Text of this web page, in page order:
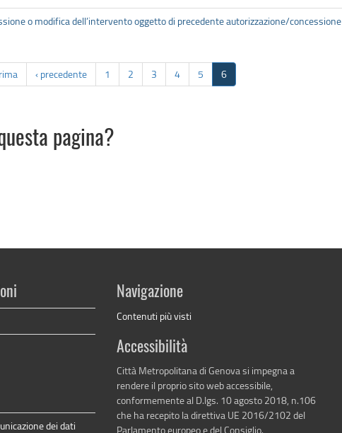
o modifica dell’intervento oggetto di precedente autorizzazione/concessione
‹ precedente 1 2 3 4 5 6
pagina?
dei dati
Navigazione
Contenuti più visti
Accessibilità
Città Metropolitana di Genova si impegna a
rendere il proprio sito web accessibile,
conformemente al D.lgs. 10 agosto 2018, n.106
che ha recepito la direttiva UE 2016/2102 del
Parlamento europeo e del Consiglio.